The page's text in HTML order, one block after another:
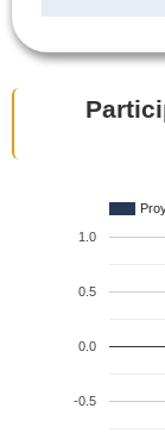
-0.5
0.0
0.5
1.0